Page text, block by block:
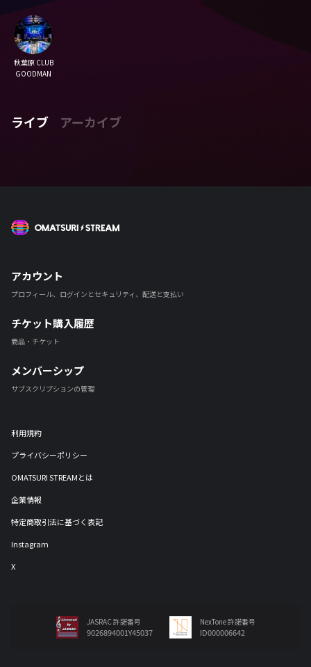
秋葉原 CLUB
GOODMAN
ライブ アーカイブ
アカウント
プロフィール、ログインとセキュリティ、配送と支払い
チケット購入履歴
商品・チケット
メンバーシップ
サブスクリプションの管理
利用規約
プライバシーポリシー
OMATSURI STREAMとは
企業情報
特定商取引法に基づく表記
Instagram
X
JASRAC 許諾番号
9026894001Y45037
NexTone 許諾番号
ID000006642